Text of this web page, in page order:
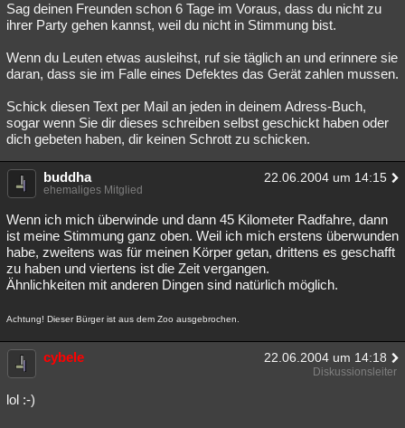
Sag deinen Freunden schon 6 Tage im Voraus, dass du nicht zu
ihrer Party gehen kannst, weil du nicht in Stimmung bist.
Wenn du Leuten etwas ausleihst, ruf sie täglich an und erinnere sie
daran, dass sie im Falle eines Defektes das Gerät zahlen mussen.
Schick diesen Text per Mail an jeden in deinem Adress-Buch,
sogar wenn Sie dir dieses schreiben selbst geschickt haben oder
dich gebeten haben, dir keinen Schrott zu schicken.
buddha 22.06.2004 um 14:15
ehemaliges Mitglied
Wenn ich mich überwinde und dann 45 Kilometer Radfahre, dann
ist meine Stimmung ganz oben. Weil ich mich erstens überwunden
habe, zweitens was für meinen Körper getan, drittens es geschafft
zu haben und viertens ist die Zeit vergangen.
Ähnlichkeiten mit anderen Dingen sind natürlich möglich.
Achtung! Dieser Bürger ist aus dem Zoo ausgebrochen.
cybele 22.06.2004 um 14:18
Diskussionsleiter
lol :-)